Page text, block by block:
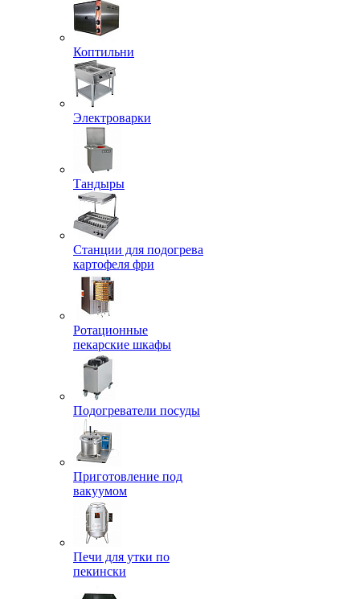
Коптильни
Электроварки
Тандыры
Станции для подогрева
картофеля фри
Ротационные
пекарские шкафы
Подогреватели посуды
Приготовление под
вакуумом
Печи для утки по
пекински